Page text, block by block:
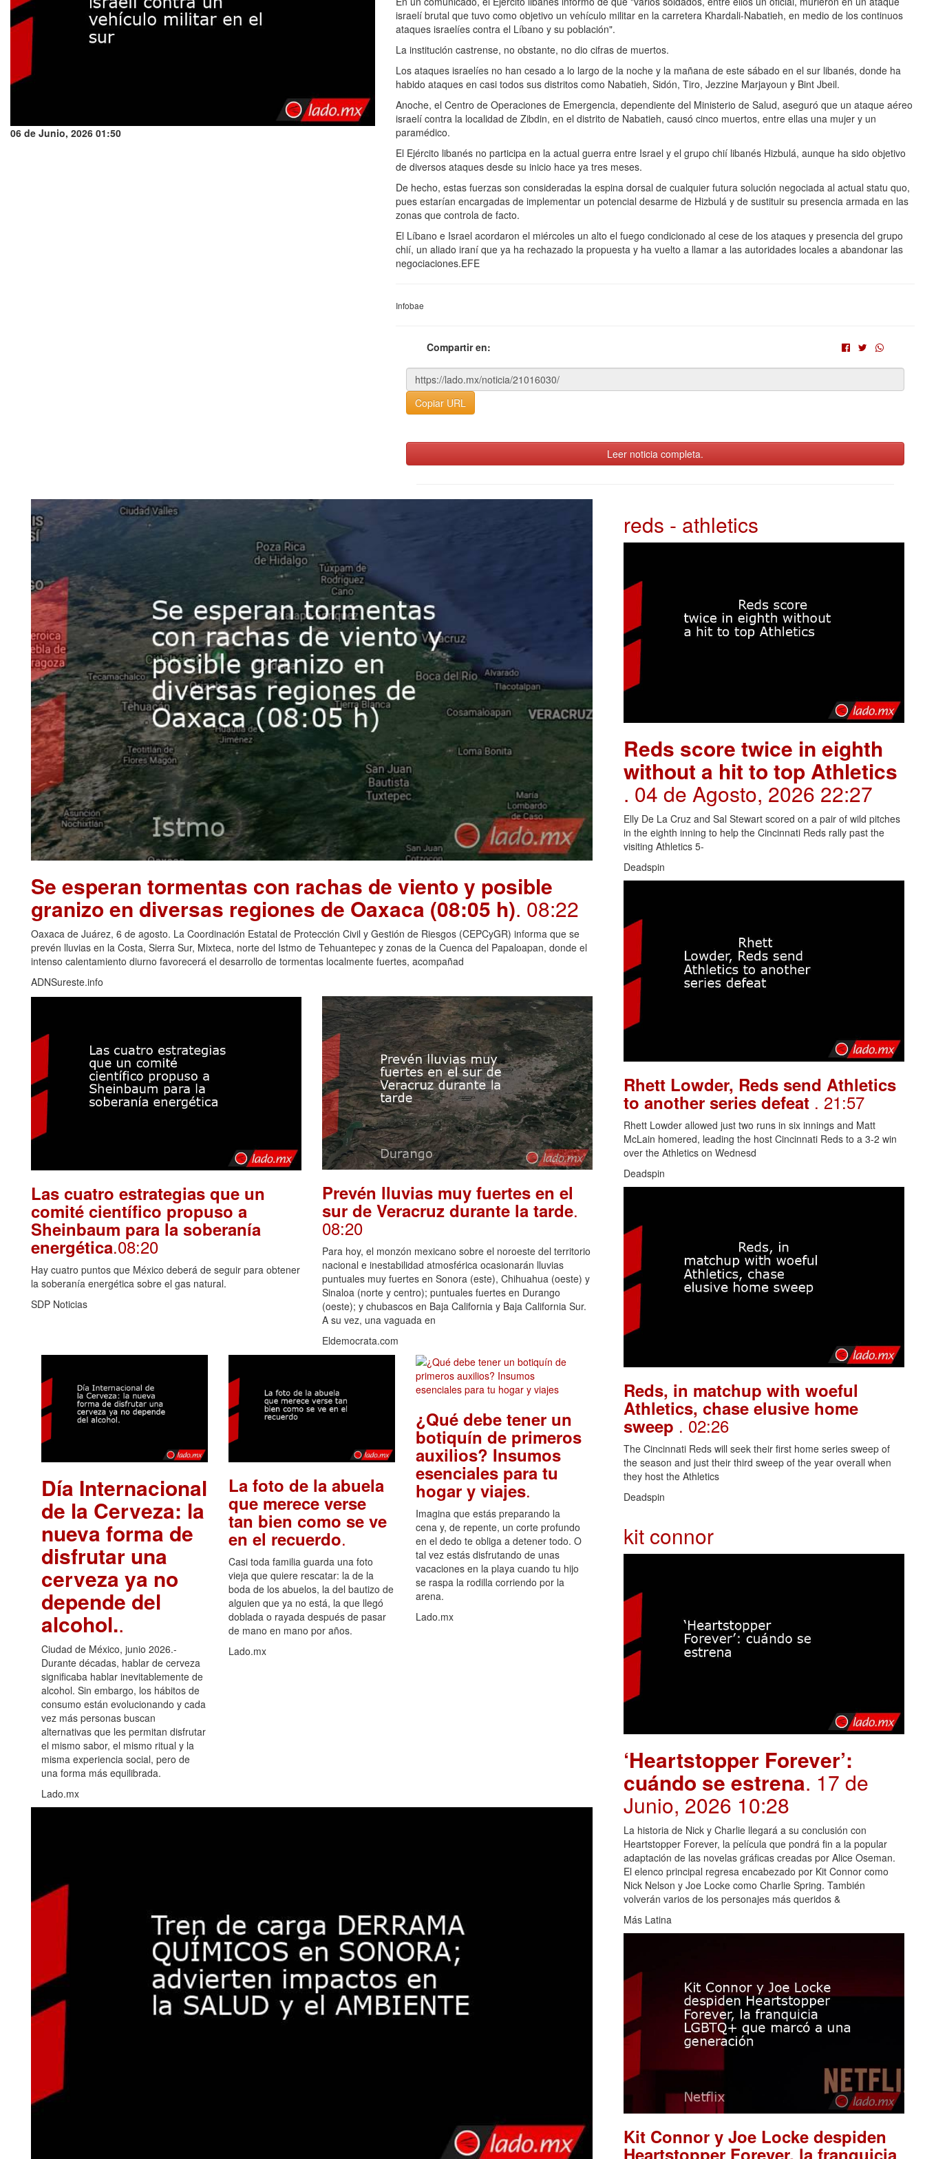
06 de Junio, 2026 01:50
israelí brutal que tuvo como objetivo un vehículo militar en la carretera Khardali-Nabatieh, en medio de los continuos
ataques israelíes contra el Líbano y su población".
La institución castrense, no obstante, no dio cifras de muertos.
Los ataques israelíes no han cesado a lo largo de la noche y la mañana de este sábado en el sur libanés, donde ha
habido ataques en casi todos sus distritos como Nabatieh, Sidón, Tiro, Jezzine Marjayoun y Bint Jbeil.
Anoche, el Centro de Operaciones de Emergencia, dependiente del Ministerio de Salud, aseguró que un ataque aéreo
israelí contra la localidad de Zibdin, en el distrito de Nabatieh, causó cinco muertos, entre ellas una mujer y un
paramédico.
El Ejército libanés no participa en la actual guerra entre Israel y el grupo chií libanés Hizbulá, aunque ha sido objetivo
de diversos ataques desde su inicio hace ya tres meses.
De hecho, estas fuerzas son consideradas la espina dorsal de cualquier futura solución negociada al actual statu quo,
pues estarían encargadas de implementar un potencial desarme de Hizbulá y de sustituir su presencia armada en las
zonas que controla de facto.
El Líbano e Israel acordaron el miércoles un alto el fuego condicionado al cese de los ataques y presencia del grupo
chií, un aliado iraní que ya ha rechazado la propuesta y ha vuelto a llamar a las autoridades locales a abandonar las
negociaciones.EFE
Infobae
Compartir en:
Copiar URL
Leer noticia completa.
Se esperan tormentas con rachas de viento y posible
granizo en diversas regiones de Oaxaca (08:05 h). 08:22
Oaxaca de Juárez, 6 de agosto. La Coordinación Estatal de Protección Civil y Gestión de Riesgos (CEPCyGR) informa que se
prevén lluvias en la Costa, Sierra Sur, Mixteca, norte del Istmo de Tehuantepec y zonas de la Cuenca del Papaloapan, donde el
intenso calentamiento diurno favorecerá el desarrollo de tormentas localmente fuertes, acompañad
ADNSureste.info
Las cuatro estrategias que un
comité científico propuso a
Sheinbaum para la soberanía
energética.08:20
Hay cuatro puntos que México deberá de seguir para obtener
la soberanía energética sobre el gas natural.
SDP Noticias
Prevén lluvias muy fuertes en el
sur de Veracruz durante la tarde.
08:20
Para hoy, el monzón mexicano sobre el noroeste del territorio
nacional e inestabilidad atmosférica ocasionarán lluvias
puntuales muy fuertes en Sonora (este), Chihuahua (oeste) y
Sinaloa (norte y centro); puntuales fuertes en Durango
(oeste); y chubascos en Baja California y Baja California Sur.
A su vez, una vaguada en
Eldemocrata.com
Día Internacional
de la Cerveza: la
nueva forma de
disfrutar una
cerveza ya no
depende del
alcohol..
Ciudad de México, junio 2026.-
Durante décadas, hablar de cerveza
significaba hablar inevitablemente de
alcohol. Sin embargo, los hábitos de
consumo están evolucionando y cada
vez más personas buscan
alternativas que les permitan disfrutar
el mismo sabor, el mismo ritual y la
misma experiencia social, pero de
una forma más equilibrada.
Lado.mx
La foto de la abuela
que merece verse
tan bien como se ve
en el recuerdo.
Casi toda familia guarda una foto
vieja que quiere rescatar: la de la
boda de los abuelos, la del bautizo de
alguien que ya no está, la que llegó
doblada o rayada después de pasar
de mano en mano por años.
Lado.mx
¿Qué debe tener un
botiquín de primeros
auxilios? Insumos
esenciales para tu
hogar y viajes.
Imagina que estás preparando la
cena y, de repente, un corte profundo
en el dedo te obliga a detener todo. O
tal vez estás disfrutando de unas
vacaciones en la playa cuando tu hijo
se raspa la rodilla corriendo por la
arena.
Lado.mx
reds - athletics
Reds score twice in eighth
without a hit to top Athletics
. 04 de Agosto, 2026 22:27
Elly De La Cruz and Sal Stewart scored on a pair of wild pitches
in the eighth inning to help the Cincinnati Reds rally past the
visiting Athletics 5-
Deadspin
Rhett Lowder, Reds send Athletics
to another series defeat . 21:57
Rhett Lowder allowed just two runs in six innings and Matt
McLain homered, leading the host Cincinnati Reds to a 3-2 win
over the Athletics on Wednesd
Deadspin
Reds, in matchup with woeful
Athletics, chase elusive home
sweep . 02:26
The Cincinnati Reds will seek their first home series sweep of
the season and just their third sweep of the year overall when
they host the Athletics
Deadspin
kit connor
‘Heartstopper Forever’:
cuándo se estrena. 17 de
Junio, 2026 10:28
La historia de Nick y Charlie llegará a su conclusión con
Heartstopper Forever, la película que pondrá fin a la popular
adaptación de las novelas gráficas creadas por Alice Oseman.
El elenco principal regresa encabezado por Kit Connor como
Nick Nelson y Joe Locke como Charlie Spring. También
volverán varios de los personajes más queridos &
Más Latina
Kit Connor y Joe Locke despiden